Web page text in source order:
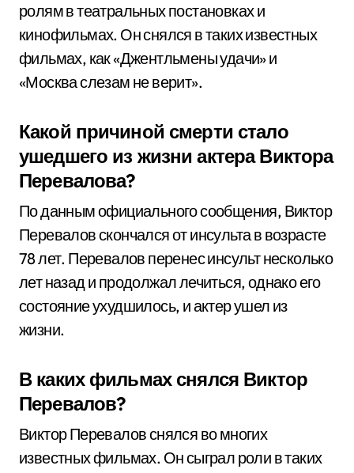
ролям в театральных постановках и
кинофильмах. Он снялся в таких известных
фильмах, как «Джентльмены удачи» и
«Москва слезам не верит».
Какой причиной смерти стало
ушедшего из жизни актера Виктора
Перевалова?
По данным официального сообщения, Виктор
Перевалов скончался от инсульта в возрасте
78 лет. Перевалов перенес инсульт несколько
лет назад и продолжал лечиться, однако его
состояние ухудшилось, и актер ушел из
жизни.
В каких фильмах снялся Виктор
Перевалов?
Виктор Перевалов снялся во многих
известных фильмах. Он сыграл роли в таких